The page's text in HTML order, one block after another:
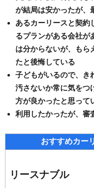
が結局は安かったが、
あるカーリースと契約
るプランがある会社が
は分からないが、もら
たと後悔している
子どもがいるので、き
汚さないか常に気をつ
方が良かったと思って
利用したかったが、審
おすすめカー
リースナブル